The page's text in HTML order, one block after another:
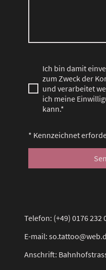
Ich bin damit
zum Zweck der
und verarbeitet
ich meine
kann.*
* Kennzeichnet
Telefon: (+49) 0176 232
E-mail:
Anschrift: